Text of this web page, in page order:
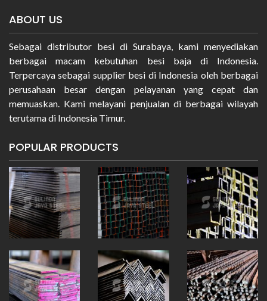
ABOUT US
Sebagai distributor besi di Surabaya, kami menyediakan
berbagai macam kebutuhan besi baja di Indonesia.
Terpercaya sebagai supplier besi di Indonesia oleh berbagai
perusahaan besar dengan pelayanan yang cepat dan
memuaskan. Kami melayani penjualan di berbagai wilayah
terutama di Indonesia Timur.
POPULAR PRODUCTS